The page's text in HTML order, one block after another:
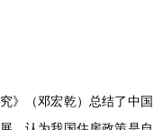
》（邓宏乾）总结了中国